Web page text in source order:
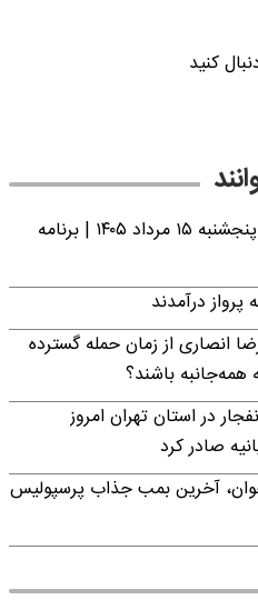
کنید
جدول قطعی برق البرز و کرج روز پنجشنبه ۱۵ مرداد ۱۴۰۵ | برنامه
درآمدند
انصاری از زمان حمله گسترده
همه‌جانبه باشند؟
در استان تهران امروز
آخرین بمب جذاب پرسپولیس